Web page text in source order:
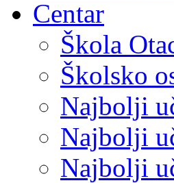
Centar
Škola
Školsko
Najbolji
Najbolji
Najbolji